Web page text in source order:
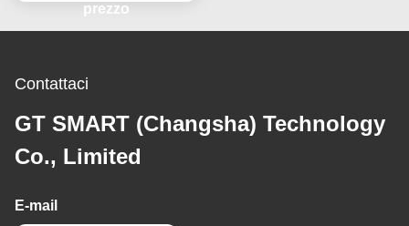
prezzo
Contattaci
GT SMART (Changsha) Technology
Co., Limited
E-mail